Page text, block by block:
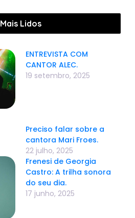
Mais Lidos
ENTREVISTA COM
CANTOR ALEC.
19 setembro, 2025
Preciso falar sobre a
cantora Mari Froes.
22 julho, 2025
Frenesi de Georgia
Castro: A trilha sonora
do seu dia.
17 junho, 2025